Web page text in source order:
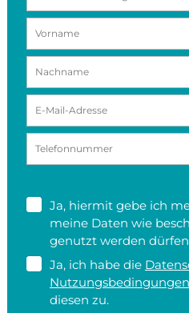
Ja, hiermit gebe ich
meine Daten wie
genutzt werden
Ja, ich habe die
Nutzungsbedingungen
diesen zu.